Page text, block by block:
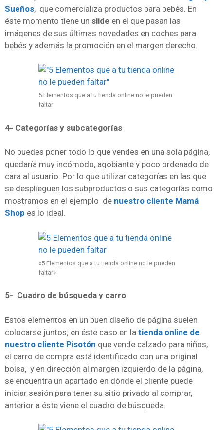
Sueños, que comercializa productos para bebés. En
éste momento tiene un slide en el que pasan las
imágenes de sus últimas novedades en coches para
bebés y además la promoción en el margen derecho.
5 Elementos que a tu tienda online no le pueden
faltar
4- Categorías y subcategorías
No puedes poner todo lo que vendes en una sola página,
quedaría muy incómodo, agobiante y poco ordenado de
cara al usuario. Por lo que utilizar categorías en las que
se desplieguen los subproductos o sus categorías como
mostramos en el ejemplo de nuestro cliente Mamá
Shop es lo ideal.
«5 Elementos que a tu tienda online no le pueden
faltar»
5- Cuadro de búsqueda y carro
Estos elementos en un buen diseño de página suelen
colocarse juntos; en éste caso en la tienda online de
nuestro cliente Pisotón que vende calzado para niños,
el carro de compra está identificado con una original
bolsa, y en dirección al margen izquierdo de la página,
se encuentra un apartado en dónde el cliente puede
iniciar sesión para tener su sitio privado al comprar,
anterior a éste viene el cuadro de búsqueda.